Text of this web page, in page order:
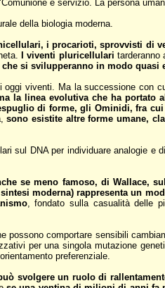
e servizio. La persona
della biologia moderna.
i procarioti, sprovvisti di
I viventi pluricellulari tarderanno
si svilupperanno in modo
viventi. Ma la successione con
la linea evolutiva che ha
di forme, gli Ominidi, fra
sono esistite altre forme umane,
sul DNA per individuare analogie e
se meno famoso, di Wallace,
moderna) rappresenta un
, fondato sulla casualità delle
possono comportare sensibili
per una singola mutazione
preferenziale.
svolgere un ruolo di